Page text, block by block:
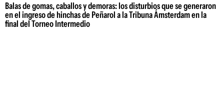
Balas de gomas, caballos y demoras: los disturbios que se generaron
en el ingreso de hinchas de Peñarol a la Tribuna Ámsterdam en la
final del Torneo Intermedio